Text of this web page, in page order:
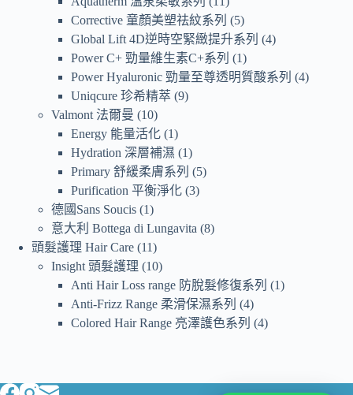
Corrective 童顏美塑祛紋系列
5
Global Lift 4D逆時空緊緻提升系列
4
Power C+ 勁量維生素C+系列
1
Power Hyaluronic 勁量至尊透明質酸系列
4
Uniqcure 珍希精萃 9
Valmont 法爾曼
10
Energy 能量活化 1
Hydration 深層補濕
1
Primary 舒緩柔膚系列
5
Purification 平衡淨化 3
德國Sans Soucis 1
意大利 Bottega di Lungavita 8
頭髮護理 Hair Care 11
Insight 頭髮護理
10
Anti Hair Loss range 防脫髮修復系列
1
Anti-Frizz Range 柔滑保濕系列
4
Colored Hair Range 亮澤護色系列
4